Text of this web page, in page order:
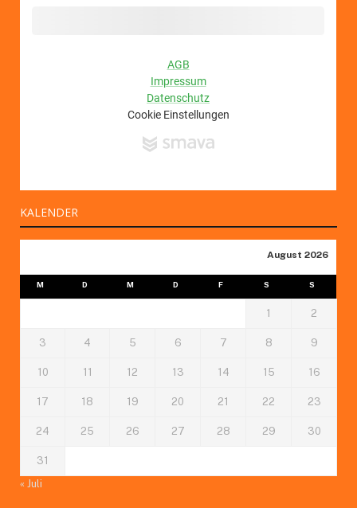
KALENDER
August 2026
M D M D F S S
1 2
3 4 5 6 7 8 9
10 11 12 13 14 15 16
17 18 19 20 21 22 23
24 25 26 27 28 29 30
31
« Juli